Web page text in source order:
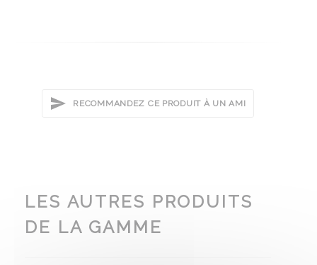
RECOMMANDEZ CE PRODUIT À UN AMI
LES AUTRES PRODUITS
DE LA GAMME